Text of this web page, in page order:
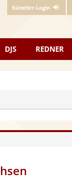
Künstler-Login
DJS REDNER